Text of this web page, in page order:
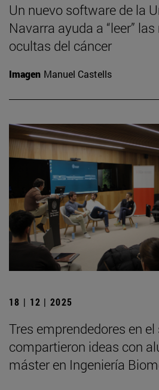
Un nuevo software de la
Navarra ayuda a “leer”
ocultas del cáncer
Imagen Manuel Castells
18 | 12 | 2025
Tres emprendedores en
compartieron ideas con
máster en Ingeniería